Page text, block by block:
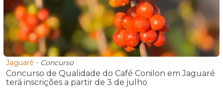
Jaguaré - Concurso
Concurso de Qualidade do Café Conilon em Jaguaré
terá inscrições a partir de 3 de julho